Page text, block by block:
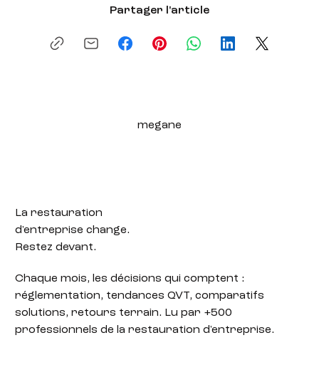
Partager l'article
megane
La restauration
d'entreprise change.
Restez devant.
Chaque mois, les décisions qui comptent :
réglementation, tendances QVT, comparatifs
solutions, retours terrain. Lu par +500
professionnels de la restauration d'entreprise.